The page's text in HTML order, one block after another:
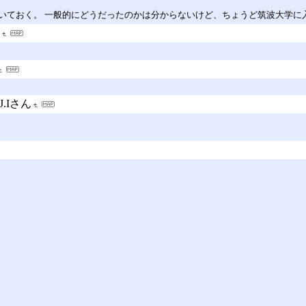
おく。 一般的にどうだったのかは分からないけど、ちょうど筑波大学に
さん